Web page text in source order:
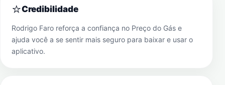
⭐Credibilidade
Rodrigo Faro reforça a confiança no Preço do Gás e
ajuda você a se sentir mais seguro para baixar e usar o
aplicativo.